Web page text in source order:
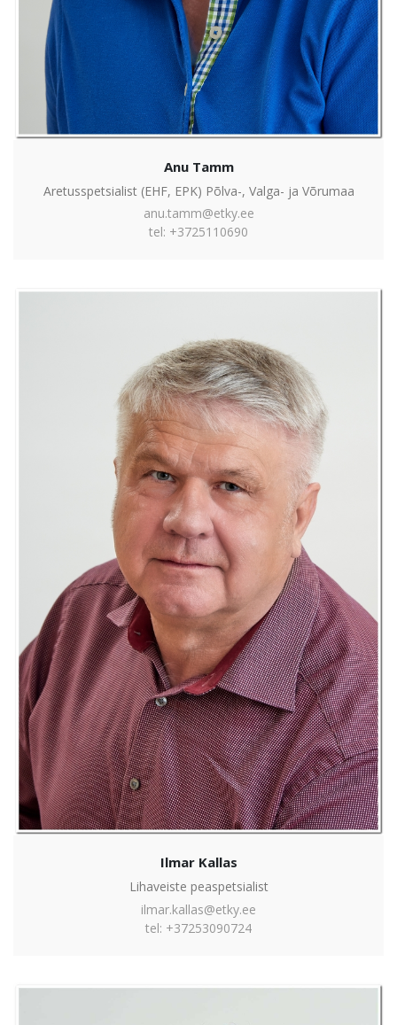
Anu Tamm
Aretusspetsialist (EHF, EPK) Põlva-, Valga- ja Võrumaa
anu.tamm@etky.ee
tel: +3725110690
Ilmar Kallas
Lihaveiste peaspetsialist
ilmar.kallas@etky.ee
tel: +37253090724